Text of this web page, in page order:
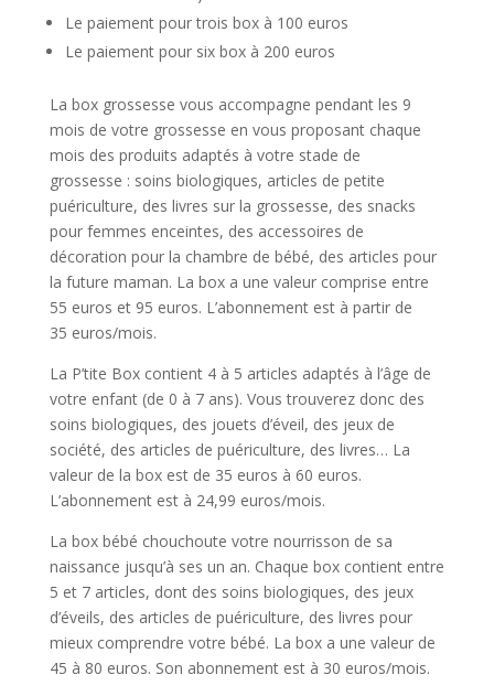
Le paiement pour trois box à 100 euros
Le paiement pour six box à 200 euros
La box grossesse vous accompagne pendant les 9
mois de votre grossesse en vous proposant chaque
mois des produits adaptés à votre stade de
grossesse : soins biologiques, articles de petite
puériculture, des livres sur la grossesse, des snacks
pour femmes enceintes, des accessoires de
décoration pour la chambre de bébé, des articles pour
la future maman. La box a une valeur comprise entre
55 euros et 95 euros. L’abonnement est à partir de
35 euros/mois.
La P’tite Box contient 4 à 5 articles adaptés à l’âge de
votre enfant (de 0 à 7 ans). Vous trouverez donc des
soins biologiques, des jouets d’éveil, des jeux de
société, des articles de puériculture, des livres… La
valeur de la box est de 35 euros à 60 euros.
L’abonnement est à 24,99 euros/mois.
La box bébé chouchoute votre nourrisson de sa
naissance jusqu’à ses un an. Chaque box contient entre
5 et 7 articles, dont des soins biologiques, des jeux
d’éveils, des articles de puériculture, des livres pour
mieux comprendre votre bébé. La box a une valeur de
45 à 80 euros. Son abonnement est à 30 euros/mois.